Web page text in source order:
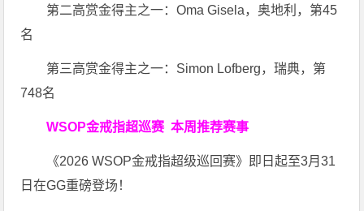
第二高赏金得主之一：Oma Gisela，奥地利，第45
名
第三高赏金得主之一：Simon Lofberg，瑞典，第
748名
WSOP金戒指超巡赛本周推荐赛事
《2026 WSOP金戒指超级巡回赛》即日起至3月31
日在GG重磅登场！